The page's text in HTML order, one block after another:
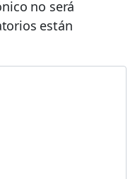
no será
están